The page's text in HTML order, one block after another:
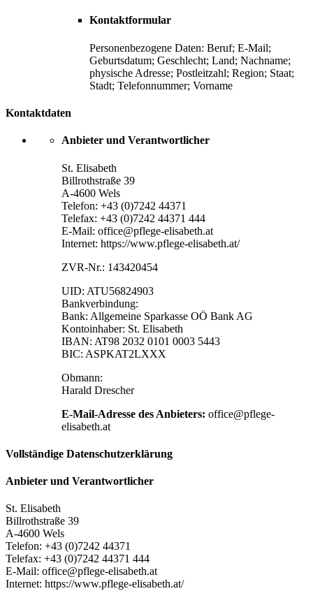
Kontaktformular
Personenbezogene Daten: Beruf; E-Mail;
Geburtsdatum; Geschlecht; Land; Nachname;
physische Adresse; Postleitzahl; Region; Staat;
Stadt; Telefonnummer; Vorname
Kontaktdaten
Anbieter und Verantwortlicher
St. Elisabeth
Billrothstraße 39
A-4600 Wels
Telefon: +43 (0)7242 44371
Telefax: +43 (0)7242 44371 444
E-Mail: office@pflege-elisabeth.at
Internet: https://www.pflege-elisabeth.at/
ZVR-Nr.: 143420454
UID: ATU56824903
Bankverbindung:
Bank: Allgemeine Sparkasse OÖ Bank AG
Kontoinhaber: St. Elisabeth
IBAN: AT98 2032 0101 0003 5443
BIC: ASPKAT2LXXX
Obmann:
Harald Drescher
E-Mail-Adresse des Anbieters: office@pflege-
elisabeth.at
Vollständige Datenschutzerklärung
Anbieter und Verantwortlicher
St. Elisabeth
Billrothstraße 39
A-4600 Wels
Telefon: +43 (0)7242 44371
Telefax: +43 (0)7242 44371 444
E-Mail: office@pflege-elisabeth.at
Internet: https://www.pflege-elisabeth.at/